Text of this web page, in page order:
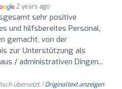
2 years ago
sehr positive
und hilfsbereites Personal,
gemacht, von der
zur Unterstützung als
/ administrativen Dingen...
übersetzt. |Originaltext anzeigen